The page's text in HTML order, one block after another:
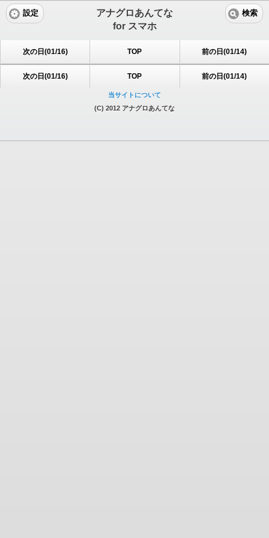
アナグロあんてな
for スマホ
設定 検索
次の日(01/16) TOP 前の日(01/14)
次の日(01/16) TOP 前の日(01/14)
当サイトについて
(C) 2012 アナグロあんてな